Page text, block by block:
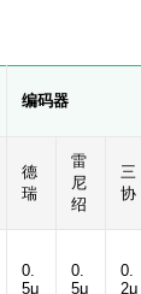
编码器
德
瑞
雷
尼
绍
三
协
0.
5μ
0.
5μ
0.
2μ